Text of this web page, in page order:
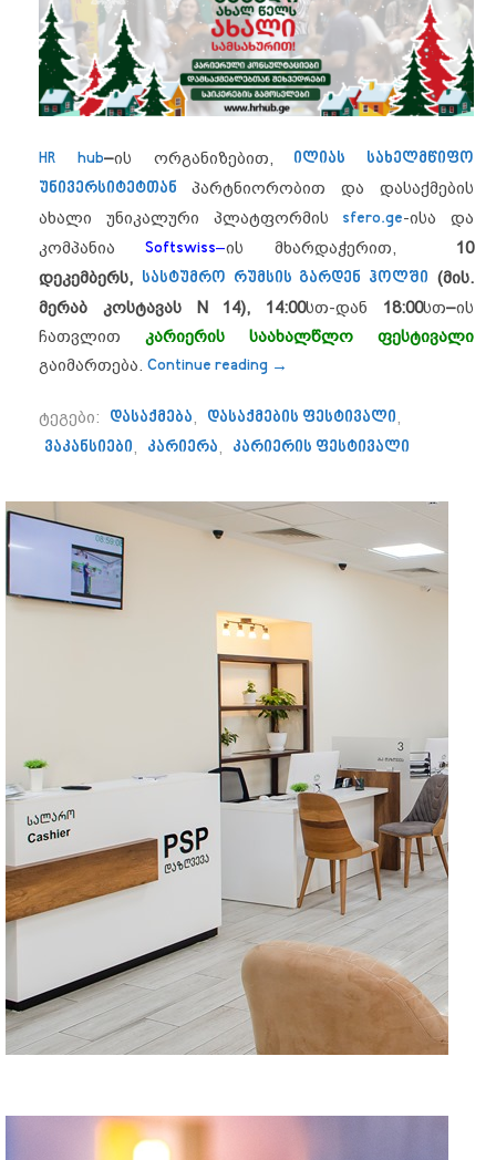
HR hub–ის ორგანიზებით, ილიას სახელმწიფო
უნივერსიტეტთან პარტნიორობით და დასაქმების
ახალი უნიკალური პლატფორმის sfero.ge-ისა და
კომპანიაSoftswiss–ის მხარდაჭერით,
10
დეკემბერს, სასტუმრო რუმსის გარდენ ჰოლში (მის.
მერაბ კოსტავას N 14), 14:00სთ-დან 18:00სთ–ის
ჩათვლით
კარიერის საახალწლო ფესტივალი
გაიმართება. Continue reading “10 დეკემბერს, თბილისში
→
ტეგები: დასაქმება, დასაქმების ფესტივალი,
ვაკანსიები, კარიერა, კარიერის ფესტივალი